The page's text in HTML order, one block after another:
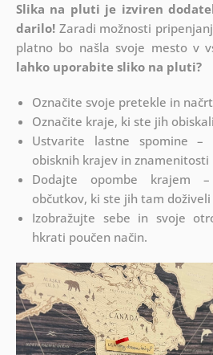
Slika na pluti je izviren
darilo!Zaradi možnosti
platno bo našla svoje mesto v
lahko uporabite sliko na pluti?
Označite svoje pretekle in
Označite kraje, ki ste jih obiskali
Ustvarite lastne spomine –
obisknih krajev in znamenitosti
Dodajte opombe krajem
občutkov, ki ste jih tam doživeli
Izobražujte sebe in svoje
hkrati poučen način.